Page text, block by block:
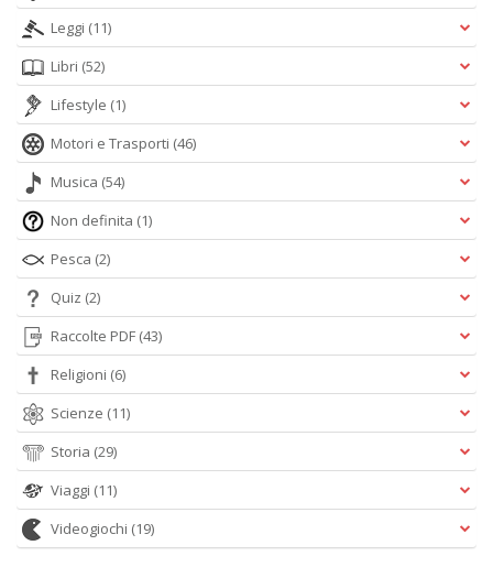
Leggi (11)
Libri (52)
Lifestyle (1)
Motori e Trasporti (46)
Musica (54)
Non definita (1)
Pesca (2)
Quiz (2)
Raccolte PDF (43)
Religioni (6)
Scienze (11)
Storia (29)
Viaggi (11)
Videogiochi (19)